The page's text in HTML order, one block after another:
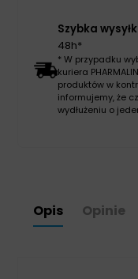
Szybka
48h*
* W przypadku
kuriera
produktów w
informujemy, że
wydłużeniu o
Opis Opinie